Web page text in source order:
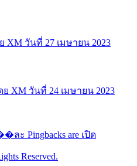
XM วันที่ 27 เมษายน 2023
XM วันที่ 24 เมษายน 2023
ละ Pingbacks are เปิด
Reserved.